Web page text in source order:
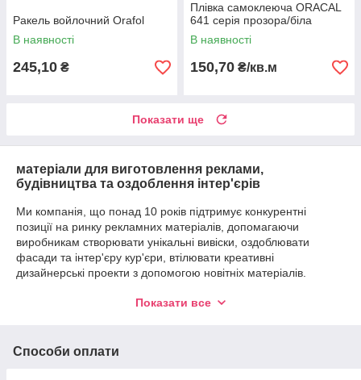
Ракель войлочний Orafol
В наявності
245,10 ₴
Плівка самоклеюча ORACAL
641 серія прозора/біла
В наявності
150,70 ₴/кв.м
Показати ще
матеріали для виготовлення реклами,
будівництва та оздоблення інтер'єрів
Ми компанія, що понад 10 років підтримує конкурентні
позиції на ринку рекламних матеріалів, допомагаючи
виробникам створювати унікальні вивіски, оздоблювати
фасади та інтер'єру кур'єри, втілювати креативні
дизайнерські проекти з допомогою новітніх матеріалів.
технології - плотерна, лазерна, фрезерна порізка, гнуття та
Показати все
Способи оплати